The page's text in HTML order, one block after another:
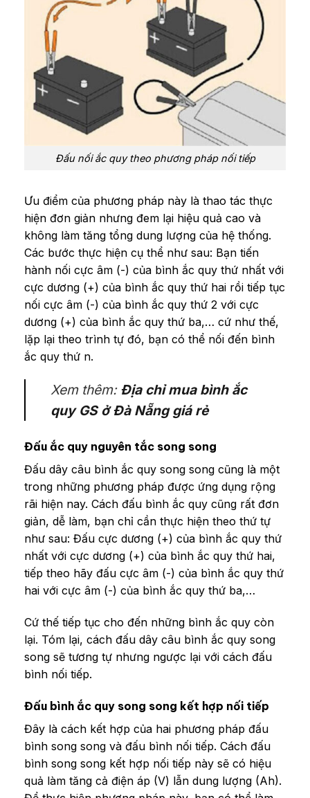
Đấu nối ắc quy theo phương pháp nối tiếp
Ưu điểm của phương pháp này là thao tác thực
hiện đơn giản nhưng đem lại hiệu quả cao và
không làm tăng tổng dung lượng của hệ thống.
Các bước thực hiện cụ thể như sau: Bạn tiến
hành nối cực âm (-) của bình ắc quy thứ nhất với
cực dương (+) của bình ắc quy thứ hai rồi tiếp tục
nối cực âm (-) của bình ắc quy thứ 2 với cực
dương (+) của bình ắc quy thứ ba,… cứ như thế,
lặp lại theo trình tự đó, bạn có thể nối đến bình
ắc quy thứ n.
Xem thêm: Địa chỉ mua bình ắc
quy GS ở Đà Nẵng giá rẻ
Đấu ắc quy nguyên tắc song song
Đấu dây câu bình ắc quy song song cũng là một
trong những phương pháp được ứng dụng rộng
rãi hiện nay. Cách đấu bình ắc quy cũng rất đơn
giản, dễ làm, bạn chỉ cần thực hiện theo thứ tự
như sau: Đấu cực dương (+) của bình ắc quy thứ
nhất với cực dương (+) của bình ắc quy thứ hai,
tiếp theo hãy đấu cực âm (-) của bình ắc quy thứ
hai với cực âm (-) của bình ắc quy thứ ba,…
Cứ thế tiếp tục cho đến những bình ắc quy còn
lại. Tóm lại, cách đấu dây câu bình ắc quy song
song sẽ tương tự nhưng ngược lại với cách đấu
bình nối tiếp.
Đấu bình ắc quy song song kết hợp nối tiếp
Đây là cách kết hợp của hai phương pháp đấu
bình song song và đấu bình nối tiếp. Cách đấu
bình song song kết hợp nối tiếp này sẽ có hiệu
quả làm tăng cả điện áp (V) lẫn dung lượng (Ah).